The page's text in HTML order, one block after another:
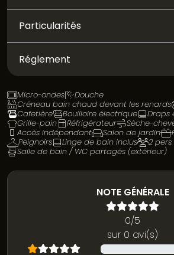
Particularités
Réglement
Micro-ondes
Douche
Créneau bain chaud devant les renards
Cafetière
Bouilloire électrique
Draps
Grille-pain
Réfrigérateur
Sèche-
Accès indépendant
Salon de jardin
Peignoirs
Linge de bain inclus 2
Salle de bain / WC partagés (extérieur)
NOTE GÉNÉRALE
0/5
sur 0 avi(s)